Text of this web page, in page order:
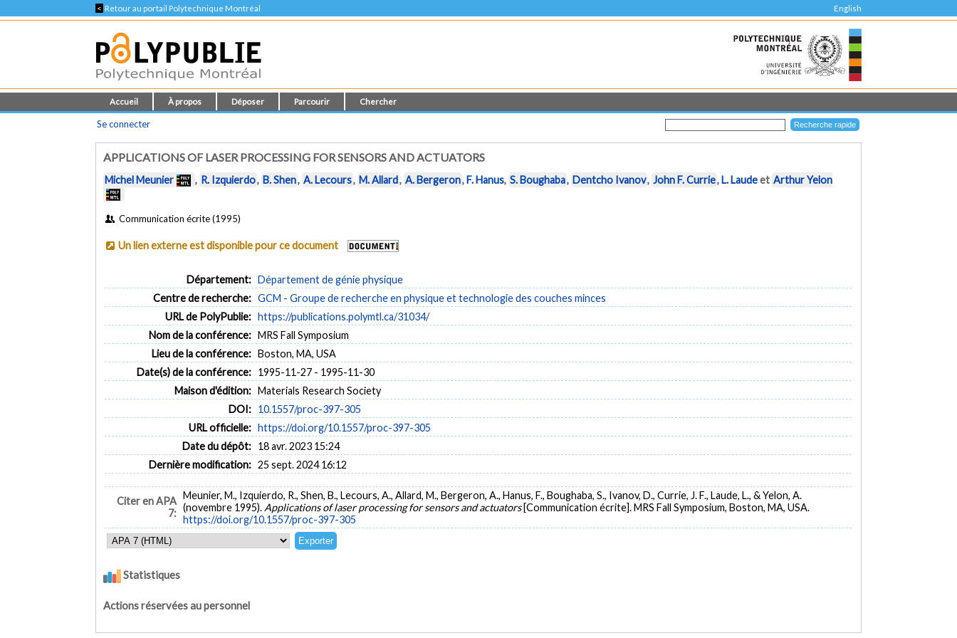
< Retour au portail Polytechnique Montréal English
Accueil À propos Déposer Parcourir Chercher
Se connecter
APPLICATIONS OF LASER PROCESSING FOR SENSORS AND ACTUATORS
Michel Meunier , R. Izquierdo, B. Shen, A. Lecours, M. Allard, A. Bergeron,F. Hanus, S. Boughaba, Dentcho Ivanov, John F. Currie,L. Laudeet Arthur Yelon
Communication écrite (1995)
Un lien externe est disponible pour ce document
Département: Département de génie physique
Centre de recherche: GCM - Groupe de recherche en physique et technologie des couches minces
URL de PolyPublie: https://publications.polymtl.ca/31034/
Nom de la conférence: MRS Fall Symposium
Lieu de la conférence: Boston, MA, USA
Date(s) de la conférence: 1995-11-27 - 1995-11-30
Maison d'édition: Materials Research Society
DOI: 10.1557/proc-397-305
URL officielle: https://doi.org/10.1557/proc-397-305
Date du dépôt: 18 avr. 2023 15:24
Dernière modification: 25 sept. 2024 16:12
Citer en APA
7:
Meunier, M., Izquierdo, R., Shen, B., Lecours, A., Allard, M., Bergeron, A., Hanus, F., Boughaba, S., Ivanov, D., Currie, J. F., Laude, L., & Yelon, A.
(novembre 1995). Applications of laser processing for sensors and actuators [Communication écrite]. MRS Fall Symposium, Boston, MA, USA.
https://doi.org/10.1557/proc-397-305
Statistiques
Actions réservées au personnel